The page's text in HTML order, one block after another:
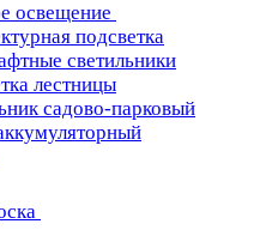
освещение
подсветка
светильники
лестницы
садово-парковый